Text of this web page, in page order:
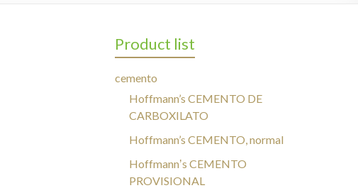
Product list
cemento
Hoffmann’s CEMENTO DE
CARBOXILATO
Hoffmann’s CEMENTO, normal
Hoffmannʼs CEMENTO
PROVISIONAL